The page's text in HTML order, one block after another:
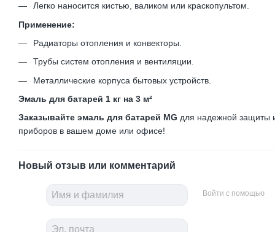
Легко наносится кистью, валиком или краскопультом.
Применение:
Радиаторы отопления и конвекторы.
Трубы систем отопления и вентиляции.
Металлические корпуса бытовых устройств.
Эмаль для батарей 1 кг на 3 м²
Заказывайте эмаль для батарей MG для надежной защиты
приборов в вашем доме или офисе!
Новый отзыв или комментарий
Войти с помощью